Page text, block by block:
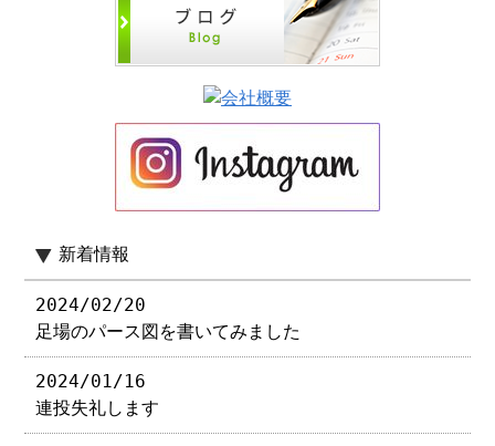
新着情報
2024/02/20
足場のパース図を書いてみました
2024/01/16
連投失礼します